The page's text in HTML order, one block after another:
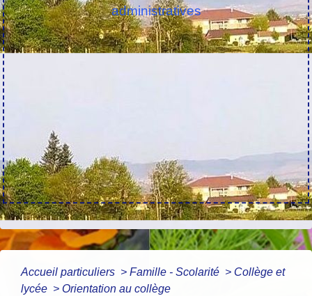
administratives
Accueil particuliers > Famille - Scolarité > Collège et
lycée > Orientation au collège